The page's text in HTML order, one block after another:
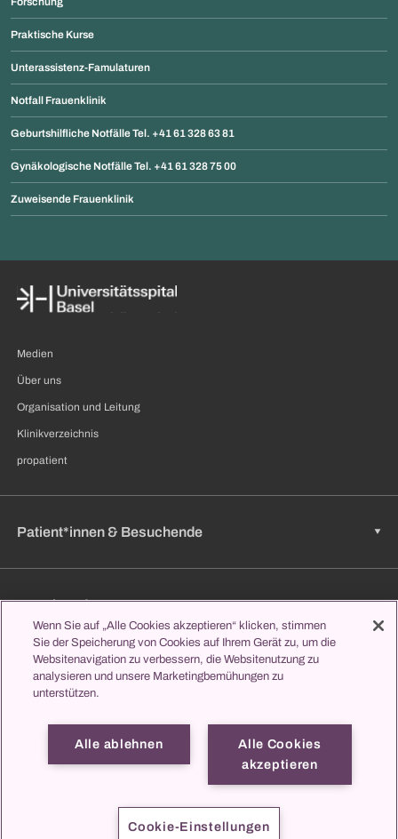
Praktische Kurse
Unterassistenz-Famulaturen
Notfall Frauenklinik
Geburtshilfliche Notfälle Tel. +41 61 328 63 81
Gynäkologische Notfälle Tel. +41 61 328 75 00
Zuweisende Frauenklinik
Medien
Über uns
Organisation und Leitung
Klinikverzeichnis
propatient
Patient*innen & Besuchende
Zuweisende
Jobs & Karriere
Lernen & Studieren
Impressum Datenschutz
Wenn Sie auf „Alle Cookies akzeptieren“ klicken, stimmen
Sie der Speicherung von Cookies auf Ihrem Gerät zu, um die
Websitenavigation zu verbessern, die Websitenutzung zu
analysieren und unsere Marketingbemühungen zu
unterstützen.
Alle Cookies
akzeptieren
Alle ablehnen
Cookie-Einstellungen